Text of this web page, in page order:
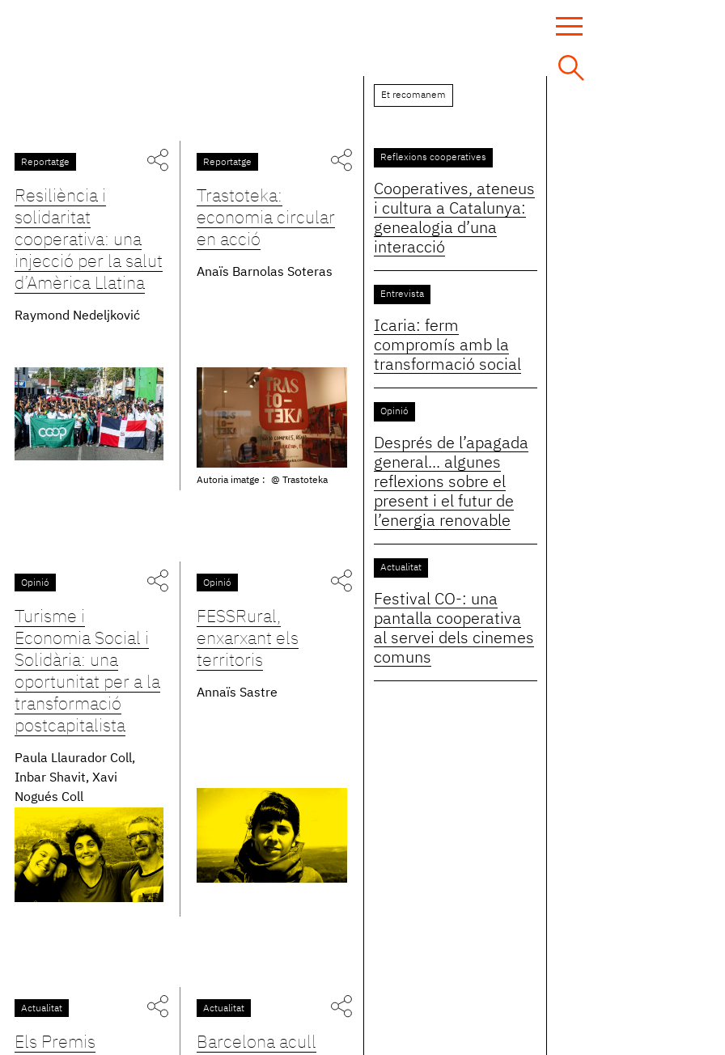
Reportatge
Resiliència i
solidaritat
cooperativa: una
injecció per la salut
d’Amèrica Llatina
Raymond Nedeljković
Reportatge
Trastoteka:
economia circular
en acció
Anaïs Barnolas Soteras
Autoria imatge : @ Trastoteka
Opinió
Turisme i
Economia Social i
Solidària: una
oportunitat per a la
transformació
postcapitalista
Paula Llaurador Coll,
Inbar Shavit, Xavi
Nogués Coll
Opinió
FESSRural,
enxarxant els
territoris
Annaïs Sastre
Actualitat
Els Premis
Actualitat
Barcelona acull
Et recomanem
Reflexions cooperatives
Cooperatives, ateneus
i cultura a Catalunya:
genealogia d’una
interacció
Entrevista
Icaria: ferm
compromís amb la
transformació social
Opinió
Després de l’apagada
general... algunes
reflexions sobre el
present i el futur de
l’energia renovable
Actualitat
Festival CO-: una
pantalla cooperativa
al servei dels cinemes
comuns